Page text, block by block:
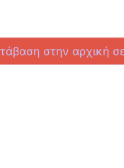
στην αρχική